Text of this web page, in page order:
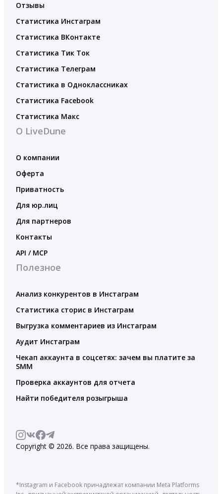
Отзывы
Статистика Инстаграм
Статистика ВКонтакте
Статистика Тик Ток
Статистика Телеграм
Статистика в Одноклассниках
Статистика Facebook
Статистика Макс
О LiveDune
О компании
Оферта
Приватность
Для юр.лиц
Для партнеров
Контакты
API / MCP
Полезное
Анализ конкурентов в Инстаграм
Статистика сторис в Инстаграм
Выгрузка комментариев из Инстаграм
Аудит Инстаграм
Чекап аккаунта в соцсетях: зачем вы платите за
SMM
Проверка аккаунтов для отчета
Найти победителя розыгрыша
Copyright © 2026. Все права защищены.
*Instagram и Facebook принадлежат компании Meta Platforms